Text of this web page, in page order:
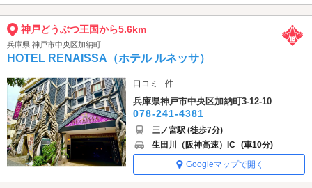
神戸どうぶつ王国から5.6km
兵庫県 神戸市中央区加納町
HOTEL RENAISSA（ホテル ルネッサ）
口コミ - 件
兵庫県神戸市中央区加納町3-12-10
078-241-4381
三ノ宮駅 (徒歩7分)
生田川（阪神高速）IC (車10分)
Googleマップで開く